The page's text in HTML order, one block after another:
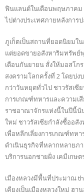
ฟินแลนด์ในเดือนพฤษภาคม
ไปต่างประเทศภายหลังกา
ภูเก็ตเป็นสถานที่ยอดนิยมใ
แต่ยอดขายอสังหาริมทรัพย์
เดือนกันยายน สั่งให้มอสโก
สงครามโลกครั้งที่ 2 โดยบ่
กว่าวันหยุดทั่วไป ชาวรัสเ
การเกณฑ์ทหารและความเ
ราชอาณาจักรแห่งนี้ในปีนี้นั
ใหม่ ชาวรัสเซียกำลังซื้ออสั
เพื่อหลีกเลี่ยงการเกณฑ์ทหา
ดำเนินธุรกิจที่หลากหลายภ
บริการนอกชายฝั่ง เคมีเกษ
เมืองหลวงมีพื้นที่ประมาณ
เคียงเป็นเมืองหลวงใหม่ ฮา